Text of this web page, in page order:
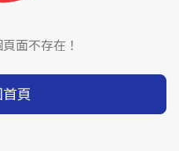
面不存在！
頁